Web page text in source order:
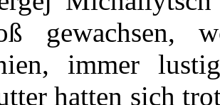
gewachsen,
immer
hatten sich